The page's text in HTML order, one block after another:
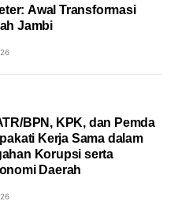
Awal Transformasi
Jambi
BPN, KPK, dan Pemda
Kerja Sama dalam
Korupsi serta
Daerah